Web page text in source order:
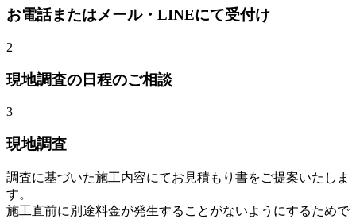
お電話またはメール・LINEにて受付け
2
現地調査の日程のご相談
3
現地調査
調査に基づいた施工内容にてお見積もり書をご提案いたしま
す。
施工直前に別途料金が発生することがないようにするためで